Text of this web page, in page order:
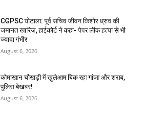
CGPSC घोटाला: पूर्व सचिव जीवन किशोर ध्रुव की
जमानत खारिज, हाईकोर्ट ने कहा- पेपर लीक हत्या से भी
ज्यादा गंभीर
August 6, 2026
कोमाखान चौखड़ी में खुलेआम बिक रहा गांजा और शराब,
पुलिस बेखबर!
August 6, 2026